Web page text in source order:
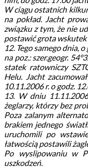
W ciągu ostatnich
na pokład. Jacht
związku z tym, że nie
postawić grota wskutek
12. Tego samego dnia,
na poz.: szer.geogr.
statek ratowniczy
Helu. Jacht
10.11.2006 r. o godz.
13. W dniu
żeglarzy, którzy bez
Poza zalanym
brakiem jednego
uruchomili po
łatwością postawili
Po wyslipowaniu w
uszkodzeń.